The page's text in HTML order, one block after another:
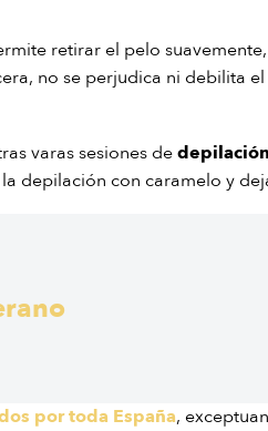
retirar el pelo suavemente,
no se perjudica ni debilita
varas sesiones de
depilación con caramelo y
por toda España,